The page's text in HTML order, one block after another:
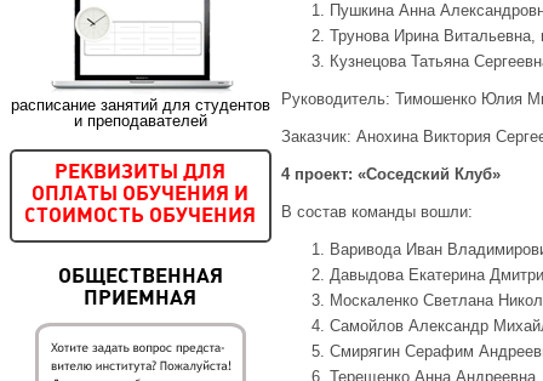
расписание занятий для студентов
и преподавателей
РЕКВИЗИТЫ ДЛЯ
ОПЛАТЫ ОБУЧЕНИЯ И
СТОИМОСТЬ ОБУЧЕНИЯ
ОБЩЕСТВЕННАЯ
ПРИЕМНАЯ
Пушкина Анна
Трунова Ирина Витальевна,
Кузнецова Татьяна
Руководитель: Тимошенко Юлия
Заказчик: Анохина Виктория
4 проект: «Соседский Клуб»
В состав команды вошли:
Варивода Иван
Давыдова Екатерина
Москаленко Светлана
Самойлов Александр
Смирягин Серафим
Терещенко Анна